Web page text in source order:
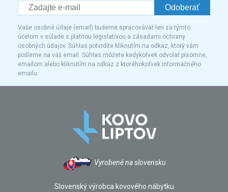
Odoberať
Vaše osobné údaje (email) budeme spracovávať len za týmto
účelom v súlade s platnou legislatívou a zásadami ochrany
osobných údajov. Súhlas potvrdíte kliknutím na odkaz, ktorý vám
pošleme na váš email. Súhlas môžete kedykoľvek odvolať písomne,
emailom alebo kliknutím na odkaz z ktoréhokoľvek informačného
emailu.
Vyrobené na slovensku
Slovenský výrobca kovového nábytku